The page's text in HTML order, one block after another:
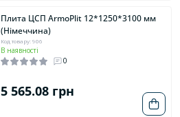
Плита ЦСП ArmoPlit 12*1250*3100 мм
(Німеччина)
Код товару: 906
В наявності
0
5 565.08 грн